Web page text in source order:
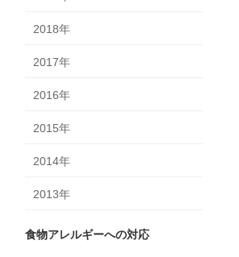
2018年
2017年
2016年
2015年
2014年
2013年
食物アレルギーへの対応